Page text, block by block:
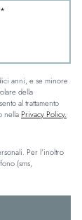
anni, e se minore
della
al trattamento
nella Privacy Policy.
Per l’inoltro
(sms,